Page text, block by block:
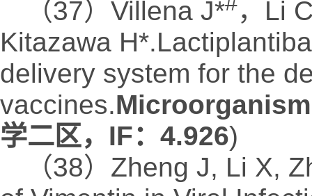
（37）Villena J* ，Li
Kitazawa H*.
delivery system for the
vaccines.
学二区，IF：4.926)
（38）Zheng J, Li X,